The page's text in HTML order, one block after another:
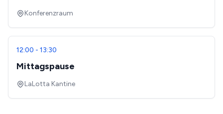
Konferenzraum
12:00 - 13:30
Mittagspause
LaLotta Kantine